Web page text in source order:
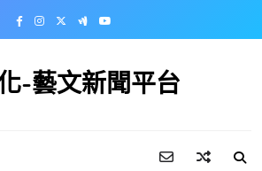
-藝文新聞平台